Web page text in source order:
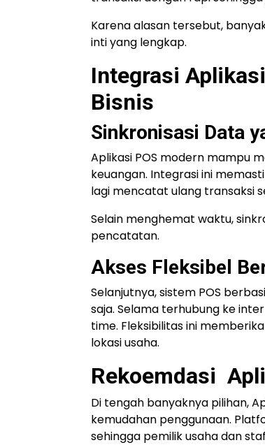
Karena alasan tersebut,
inti yang lengkap.
Integrasi
Bisnis
Sinkronisasi Data
Aplikasi POS modern mampu
keuangan. Integrasi ini
lagi mencatat ulang transaksi
Selain menghemat waktu,
pencatatan.
Akses Fleksibel
Selanjutnya, sistem POS
saja. Selama terhubung ke
time. Fleksibilitas ini
lokasi usaha.
Rekoemdasi
Di tengah banyaknya pilihan,
kemudahan penggunaan.
sehingga pemilik usaha dan